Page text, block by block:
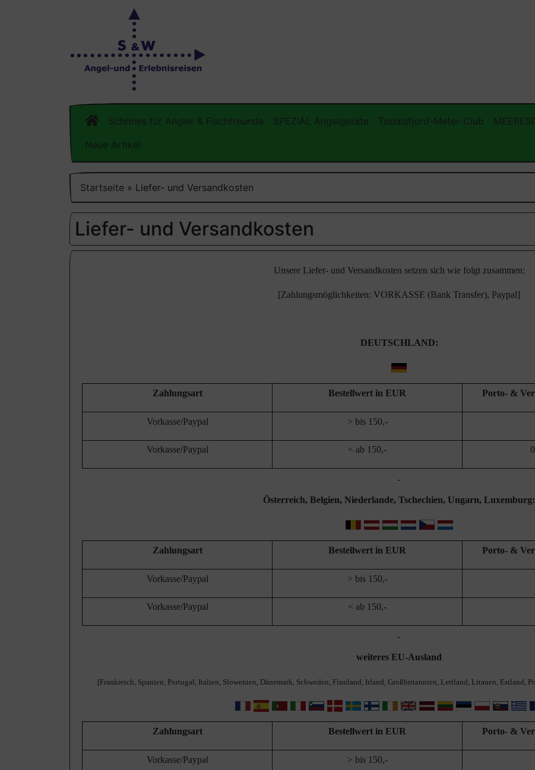
Schönes für Angler & Fischfreunde SPEZIAL Angelgeräte Todalsfjord-Meter-Club
Neue Artikel
Startseite » Liefer- und Versandkosten
Liefer- und Versandkosten
Unsere Liefer- und Versandkosten setzen sich wie folgt zusammen:
[Zahlungsmöglichkeiten: VORKASSE (Bank Transfer), Paypal]
DEUTSCHLAND:
Zahlungsart Bestellwert in EUR Porto- &
Vorkasse/Paypal > bis 150,-
Vorkasse/Paypal < ab 150,-
Österreich, Belgien, Niederlande, Tschechien, Ungarn, Luxemburg:
Zahlungsart Bestellwert in EUR Porto- &
Vorkasse/Paypal > bis 150,-
Vorkasse/Paypal < ab 150,-
weiteres EU-Ausland
[Frankreich, Spanien, Portugal, Italien, Slowenien, Dänemark, Schweden, Finnland, Irland, Großbritannien, Lettland, Litauen, Estland,
Zahlungsart Bestellwert in EUR Porto- &
Vorkasse/Paypal > bis 150,-